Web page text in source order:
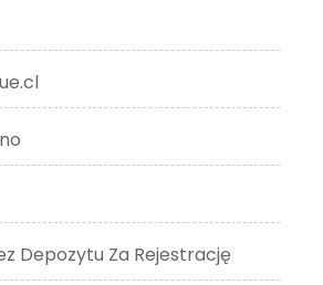
Depozytu Za Rejestrację